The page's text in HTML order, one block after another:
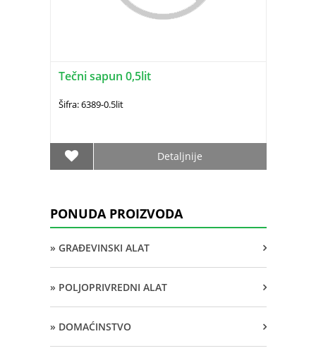
Tečni sapun 0,5lit
Šifra: 6389-0.5lit
Detaljnije
PONUDA PROIZVODA
» GRAĐEVINSKI ALAT
» POLJOPRIVREDNI ALAT
» DOMAĆINSTVO